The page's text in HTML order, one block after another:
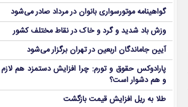
گواهینامه موتورسواری بانوان در مرداد صادر می‌شود
وزش باد شدید و گرد و خاک در نقاط مختلف کشور
آیین جاماندگان اربعین در تهران برگزار می‌شود
پارادوکس حقوق و تورم: چرا افزایش دستمزد هم لازم
و هم دشوار است؟
طلا به ریل افزایش قیمت بازگشت